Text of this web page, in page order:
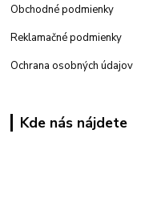
Obchodné podmienky
Reklamačné podmienky
Ochrana osobných údajov
Kde nás nájdete